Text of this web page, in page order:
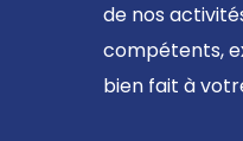
de nos
compétents,
bien fait à